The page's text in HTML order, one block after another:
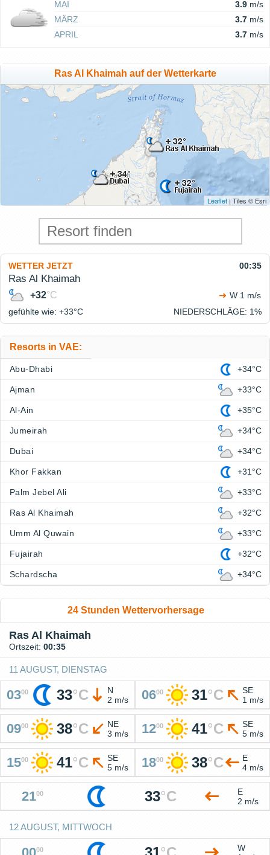
MAI 3.9 m/s
MÄRZ
3.7 m/s
APRIL
3.7 m/s
Ras Al Khaimah auf der Wetterkarte
Leaflet | Tiles © Esri
WETTER JETZT 00:35
Ras Al Khaimah
+32°C
W 1 m/s
gefühlte wie: +33°C NIEDERSCHLÄGE: 1%
Resorts in VAE:
Abu-Dhabi +34°C
Ajman +33°C
Al-Ain +35°C
Jumeirah +34°C
Dubai +34°C
Khor Fakkan +31°C
Palm Jebel Ali +33°C
Ras Al Khaimah +32°C
Umm Al Quwain +33°C
Fujairah +32°C
Schardscha +34°C
24 Stunden Wettervorhersage
Ras Al Khaimah
Ortszeit: 00:35
11 AUGUST, DIENSTAG
0300 33°C
N
2 m/s
0600 31°C
SE
1 m/s
0900 38°C
NE
3 m/s
1200 41°C
SE
5 m/s
1500 41°C
SE
5 m/s
1800 38°C
E
4 m/s
2100 33°C
E
2 m/s
12 AUGUST, MITTWOCH
0000
W